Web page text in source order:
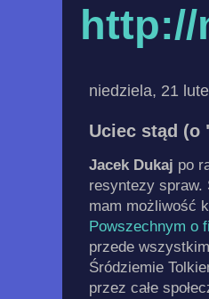
http://
niedziela, 21
Uciec stąd (o
Jacek Dukaj po
resyntezy spraw.
mam możliwość
Powszechnym o
przede
Śródziemie
przez całe